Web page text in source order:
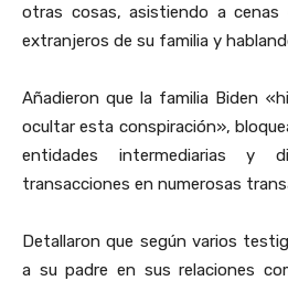
otras cosas, asistiendo a cenas
extranjeros de su familia y
Añadieron que la familia Biden
ocultar esta conspiración»,
entidades intermediarias y
transacciones en numerosas
Detallaron que según varios
a su padre en sus relaciones